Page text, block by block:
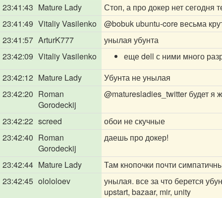
23:41:43 Mature Lady
Стоп, а про докер нет сегодня
23:41:49 Vitaliy Vasilenko @bobuk ubuntu-core весьма
23:41:57 ArturK777
унылая убунта
23:42:09 Vitaliy Vasilenko
еще dell с ними много
23:42:12 Mature Lady
Убунта не унылая
23:42:20 Roman
Gorodeckij
@maturesladies_twitterбудет я
23:42:22 screed
обои не скучные
23:42:40 Roman
Gorodeckij
даешь про докер!
23:42:44 Mature Lady
Там кнопочки почти
23:42:45 olololoev
унылая. все за что берется
upstart, bazaar, mir, unity